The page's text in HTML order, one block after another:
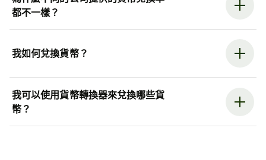
都不一樣？
我如何兌換貨幣？
我可以使用貨幣轉換器來兌換哪些貨
幣？